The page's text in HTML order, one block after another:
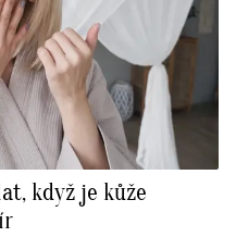
když je kůže